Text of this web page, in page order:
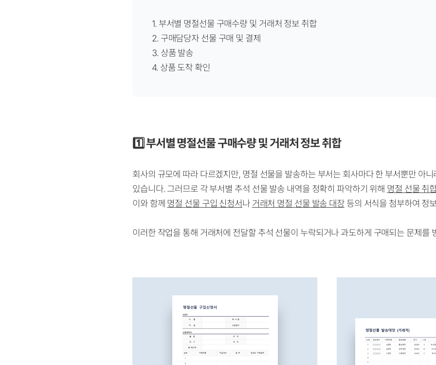
1. 부서별 명절선물 구매수량 및 거래처 정보 취합
2. 구매담당자 선물 구매 및 결제
3. 상품 발송
4. 상품 도착 확인
1️⃣ 부서별 명절선물 구매수량 및 거래처 정보 취합
회사의 규모에 따라 다르겠지만, 명절 선물을 발송하는 부서는 회사마다 한 부서뿐만 아
있습니다. 그러므로 각 부서별 추석 선물 발송 내역을 정확히 파악하기 위해 명절 선물 취
이와 함께 명절 선물 구입 신청서나 거래처 명절 선물 발송 대장등의 서식을 첨부하여 정
이러한 작업을 통해 거래처에 전달할 추석 선물이 누락되거나 과도하게 구매되는 문제를